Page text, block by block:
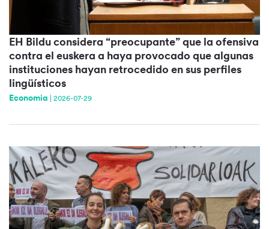
EH Bildu considera “preocupante” que la ofensiva
contra el euskera a haya provocado que algunas
instituciones hayan retrocedido en sus perfiles
lingüísticos
Economia 2026-07-29